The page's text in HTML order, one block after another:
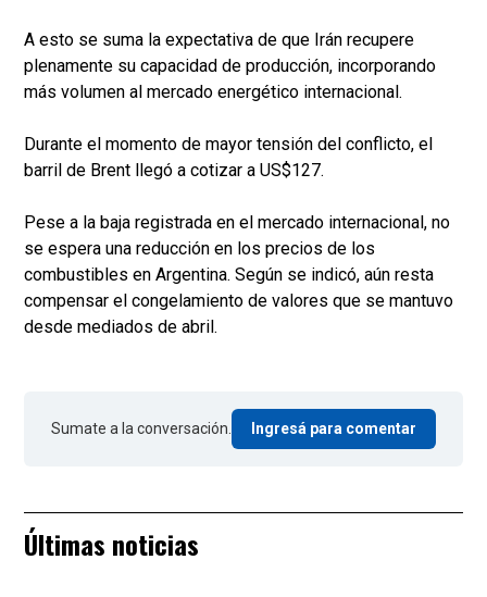
A esto se suma la expectativa de que Irán recupere
plenamente su capacidad de producción, incorporando
más volumen al mercado energético internacional.
Durante el momento de mayor tensión del conflicto, el
barril de Brent llegó a cotizar a US$127.
Pese a la baja registrada en el mercado internacional, no
se espera una reducción en los precios de los
combustibles en Argentina. Según se indicó, aún resta
compensar el congelamiento de valores que se mantuvo
desde mediados de abril.
Sumate a la conversación. Ingresá para comentar
Últimas noticias